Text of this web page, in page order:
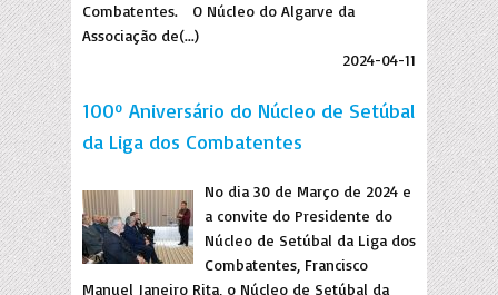
Combatentes. O Núcleo do Algarve da
Associação de(...)
2024-04-11
100º Aniversário do Núcleo de Setúbal
da Liga dos Combatentes
No dia 30 de Março de 2024 e
a convite do Presidente do
Núcleo de Setúbal da Liga dos
Combatentes, Francisco
Manuel Janeiro Rita, o Núcleo de Setúbal da